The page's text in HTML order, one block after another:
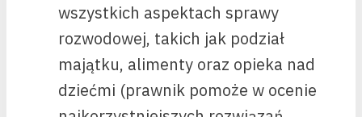
wszystkich aspektach sprawy
rozwodowej, takich jak podział
majątku, alimenty oraz opieka nad
dziećmi (prawnik pomoże w ocenie